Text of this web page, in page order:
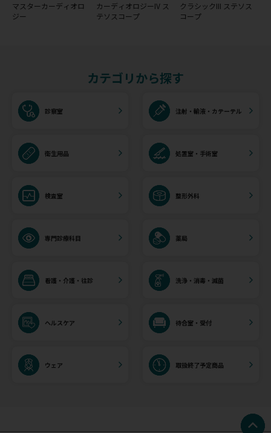
マスターカーディオロ
ジー
カーディオロジーIV ス
テソスコープ
クラシックIII ステソス
コープ
カテゴリから探す
診察室 注射・輸液・カテーテル
衛生用品 処置室・手術室
検査室 整形外科
専門診療科目 薬局
看護・介護・往診 洗浄・消毒・滅菌
ヘルスケア 待合室・受付
ウェア 取扱終了予定商品